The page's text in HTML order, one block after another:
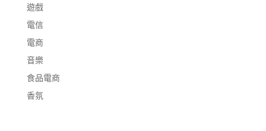
遊戲
電信
電商
音樂
食品電商
香氛